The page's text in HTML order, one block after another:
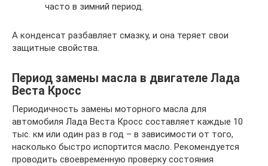
часто в зимний период.
А конденсат разбавляет смазку, и она теряет свои
защитные свойства.
Период замены масла в двигателе Лада
Веста Кросс
Периодичность замены моторного масла для
автомобиля Лада Веста Кросс составляет каждые 10
тыс. км или один раз в год – в зависимости от того,
насколько быстро испортится масло. Рекомендуется
проводить своевременную проверку состояния